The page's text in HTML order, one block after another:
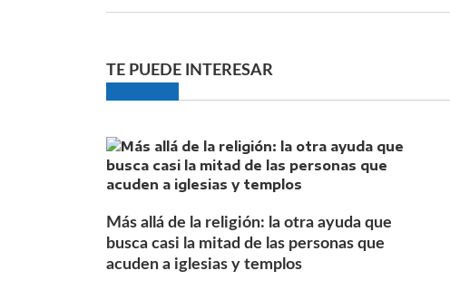
TE PUEDE INTERESAR
Más allá de la religión: la otra ayuda que
busca casi la mitad de las personas que
acuden a iglesias y templos